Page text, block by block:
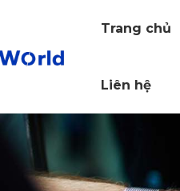
Trang chủ
Liên hệ